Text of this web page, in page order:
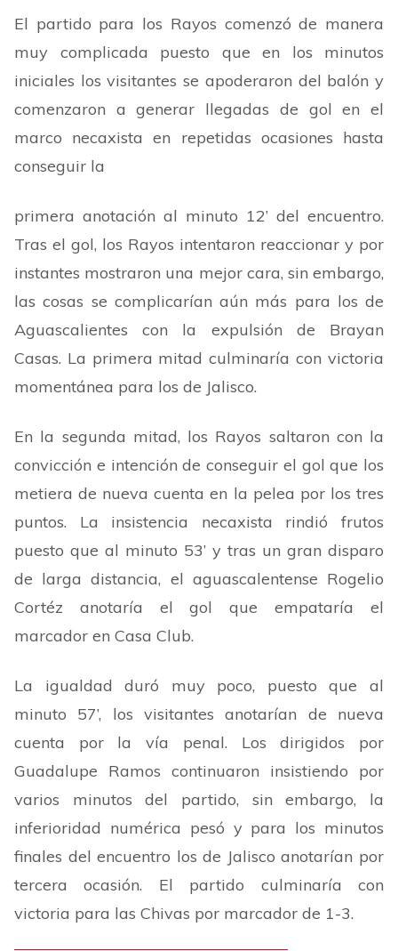
El partido para los Rayos comenzó de manera
muy complicada puesto que en los minutos
iniciales los visitantes se apoderaron del balón y
comenzaron a generar llegadas de gol en el
marco necaxista en repetidas ocasiones hasta
conseguir la
primera anotación al minuto 12’ del encuentro.
Tras el gol, los Rayos intentaron reaccionar y por
instantes mostraron una mejor cara, sin embargo,
las cosas se complicarían aún más para los de
Aguascalientes con la expulsión de Brayan
Casas. La primera mitad culminaría con victoria
momentánea para los de Jalisco.
En la segunda mitad, los Rayos saltaron con la
convicción e intención de conseguir el gol que los
metiera de nueva cuenta en la pelea por los tres
puntos. La insistencia necaxista rindió frutos
puesto que al minuto 53’ y tras un gran disparo
de larga distancia, el aguascalentense Rogelio
Cortéz anotaría el gol que empataría el
marcador en Casa Club.
La igualdad duró muy poco, puesto que al
minuto 57’, los visitantes anotarían de nueva
cuenta por la vía penal. Los dirigidos por
Guadalupe Ramos continuaron insistiendo por
varios minutos del partido, sin embargo, la
inferioridad numérica pesó y para los minutos
finales del encuentro los de Jalisco anotarían por
tercera ocasión. El partido culminaría con
victoria para las Chivas por marcador de 1-3.